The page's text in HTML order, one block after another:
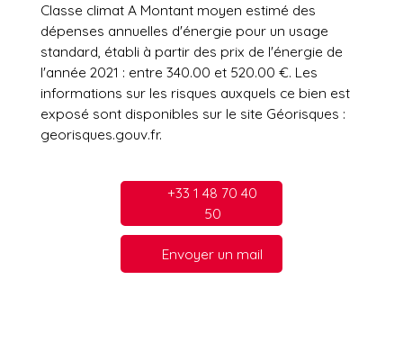
Classe climat A Montant moyen estimé des
dépenses annuelles d'énergie pour un usage
standard, établi à partir des prix de l'énergie de
l'année 2021 : entre 340.00 et 520.00 €. Les
informations sur les risques auxquels ce bien est
exposé sont disponibles sur le site Géorisques :
georisques.gouv.fr.
+33 1 48 70 40
50
Envoyer un mail